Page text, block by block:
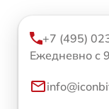
+7 (495)
Ежедневно с